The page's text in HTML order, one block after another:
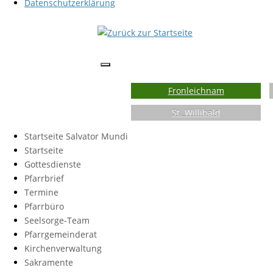
Datenschutzerklärung
Fronleichnam
St. Willibald
Startseite Salvator Mundi
Startseite
Gottesdienste
Pfarrbrief
Termine
Pfarrbüro
Seelsorge-Team
Pfarrgemeinderat
Kirchenverwaltung
Sakramente